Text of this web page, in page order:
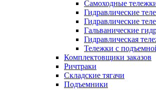
Самоходные
Гидравлические
Гидравлические
Гальванические
Гидравлическая
Тележки с
Комплектовщики заказов
Ричтраки
Складские тягачи
Подъемники